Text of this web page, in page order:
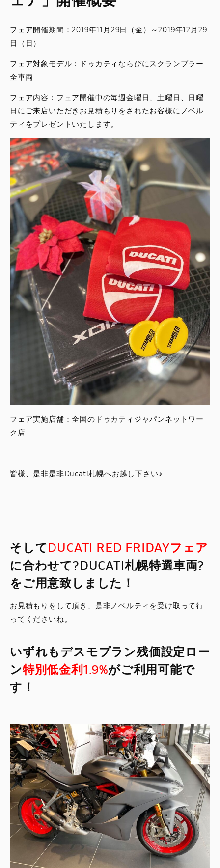
フェア開催期間：2019年11月29日（金）～2019年12月29
日（日）
フェア対象モデル：ドゥカティならびにスクランブラー
全車両
フェア内容：フェア開催中の毎週金曜日、土曜日、日曜
日にご来店いただきお見積もりをされたお客様にノベル
ティをプレゼントいたします。
フェア実施店舗：全国のドゥカティジャパンネットワー
ク店
皆様、是非是非Ducati札幌へお越し下さい♪
そしてDUCATI RED FRIDAYフェア
に合わせて?DUCATI札幌特選車両?
をご用意致しました！
お見積もりをして頂き、是非ノベルティを受け取って行
ってくださいね。
いずれもデスモプラン残価設定ロー
ン特別低金利1.9%がご利用可能で
す！